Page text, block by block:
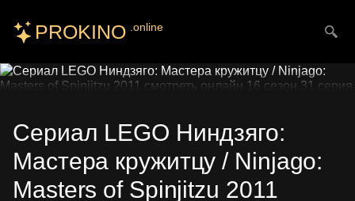
PROKINO .online
Искать
Сериал LEGO Ниндзяго:
Мастера кружитцу / Ninjago:
Masters of Spinjitzu 2011